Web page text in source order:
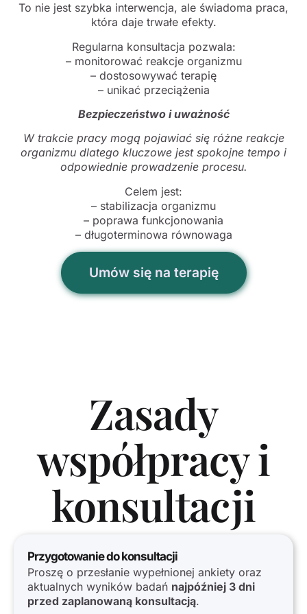
To nie jest szybka interwencja, ale świadoma praca,
która daje trwałe efekty.
Regularna konsultacja pozwala:
– monitorować reakcje organizmu
– dostosowywać terapię
– unikać przeciążenia
Bezpieczeństwo i uważność
W trakcie pracy mogą pojawiać się różne reakcje
organizmu dlatego kluczowe jest spokojne tempo i
odpowiednie prowadzenie procesu.
Celem jest:
– stabilizacja organizmu
– poprawa funkcjonowania
– długoterminowa równowaga
Umów się na terapię
Zasady
współpracy i
konsultacji
Przygotowanie do konsultacji
Proszę o przesłanie wypełnionej ankiety oraz
aktualnych wyników badań najpóźniej 3 dni
przed zaplanowaną konsultacją.